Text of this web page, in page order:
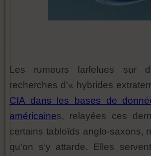
Les rumeurs farfelues sur
recherches d’« hybrides
CIA dans les bases de
américaines, relayées ces
certains tabloïds anglo-saxons,
qu’on s’y attarde. Elles